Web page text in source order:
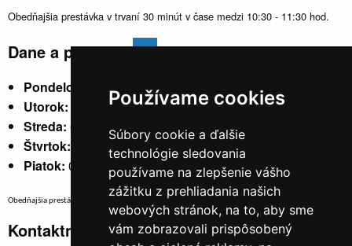
Používame cookies
Súbory cookie a ďalšie
technológie sledovania
používame na zlepšenie vášho
zážitku z prehliadania našich
webových stránok, na to, aby sme
vám zobrazovali prispôsobený
Obedňajšia prestávka v trvaní 30 minút v čase medzi 10:30 - 11:30 hod.
Dane a poplatky
Pondelok:
07:30 - 15:30
Utorok:
nestránkový
Streda: 07:30 - 17:00
Štvrtok:
nestránkový
Piatok: 07:30 - 14:00
Obedňajšia prestávka v trvaní 30 minút v čase medzi 10:30 - 11:30 hod.
Kontaktné údaje